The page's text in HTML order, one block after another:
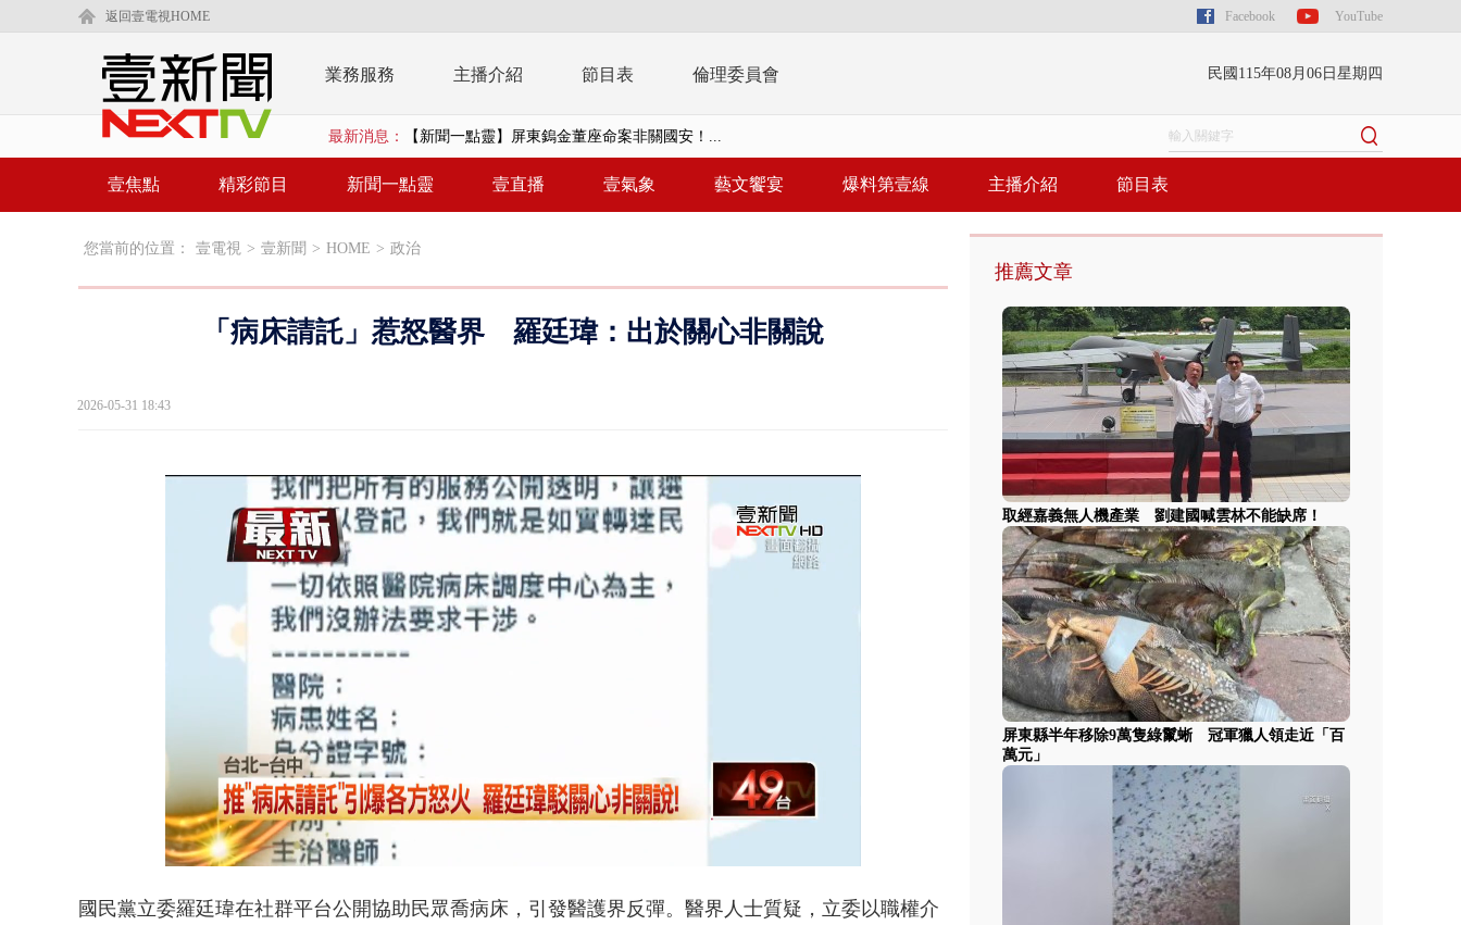
返回壹電視HOME Facebook YouTube
業務服務 主播介紹 節目表 倫理委員會 民國115年08月06日星期四
最新消息： 【新聞一點靈】屏東鎢金董座命案非關國安！...
【新聞一點靈】台糖未通報致癌油爭議 朝野...
【新聞一點靈】蔣萬安號召725上凱道反毒油...
蕭敬騰投資高檔日料餐廳 爆房東「想漲租」...
壹焦點 精彩節目 新聞一點靈 壹直播 壹氣象 藝文饗宴 爆料第壹線 主播介紹 節目表
您當前的位置： 壹電視 > 壹新聞 > HOME > 政治
「病床請託」惹怒醫界 羅廷瑋：出於關心非關說
2026-05-31 18:43
Unmute Loaded
41.14%
國民黨立委羅廷瑋在社群平台公開協助民眾喬病床，引發醫護界反彈。醫界人士質疑，立委以職權介
推薦文章
取經嘉義無人機產業 劉建國喊雲林不能缺席！
屏東縣半年移除9萬隻綠鬣蜥 冠軍獵人領走近「百
萬元」